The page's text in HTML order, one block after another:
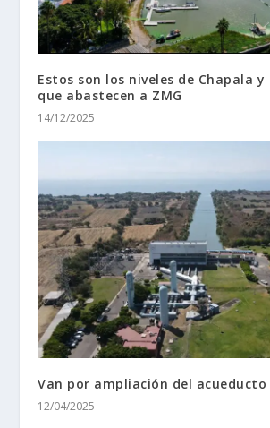
Estos son los niveles de Chapala y
que abastecen a ZMG
14/12/2025
Van por ampliación del acueducto
12/04/2025